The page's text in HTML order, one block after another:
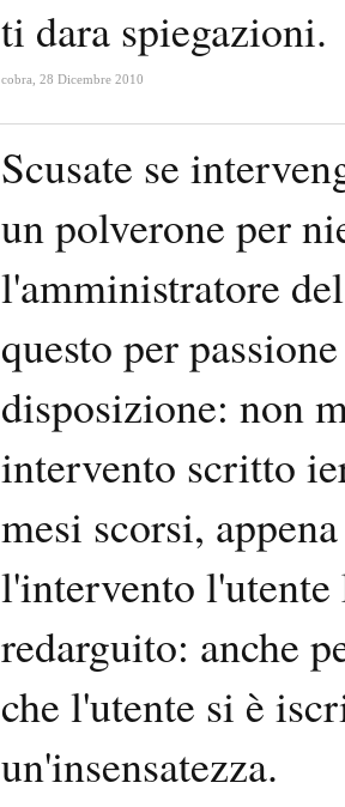
ti dara spiegazioni.
cobra 28 Dicembre 2010
Scusate se
un polverone per
l'amministratore
questo per
disposizione: non
intervento scritto
mesi scorsi,
l'intervento l'utente
redarguito: anche
che l'utente si è
un'insensatezza.